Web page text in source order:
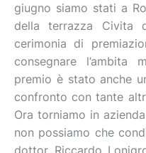
giugno siamo stati a
della terrazza Civita
cerimonia di
consegnare l’ambita
premio è stato anche
confronto con tante
Ora torniamo in
non possiamo che